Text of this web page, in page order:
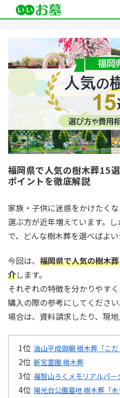
福岡県で人気の樹木葬15
ポイントを徹底解説
家族・子供に迷惑をかけたく
選ぶ方が近年増えています。
で、どんな樹木葬を選べばよ
今回は、 福岡県で人気の樹木
介します。
それぞれの特徴を分かりやす
購入の際の参考にしてくださ
場合は、資料請求したり、現地
油山平成御廟 樹木葬「こだ
新宮霊園 樹木葬
福智山ろくメモリアルパー
陽光台公園墓地 樹木葬「